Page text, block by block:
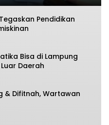
Pendidikan
Bisa di Lampung
Daerah
& Difitnah, Wartawan